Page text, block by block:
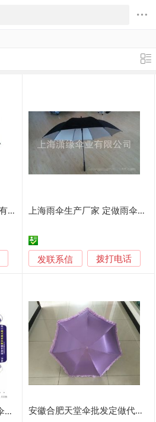
合肥广告伞定做|合肥哪里有广告伞定制厂家 上海雨伞生产厂家 定做雨伞广告伞 户外广告礼品伞定制工厂
发联系信 拨打电话
广告太阳伞制作48寸太阳伞定制定做长沙广告太阳伞 安徽合肥天堂伞批发定做代理商